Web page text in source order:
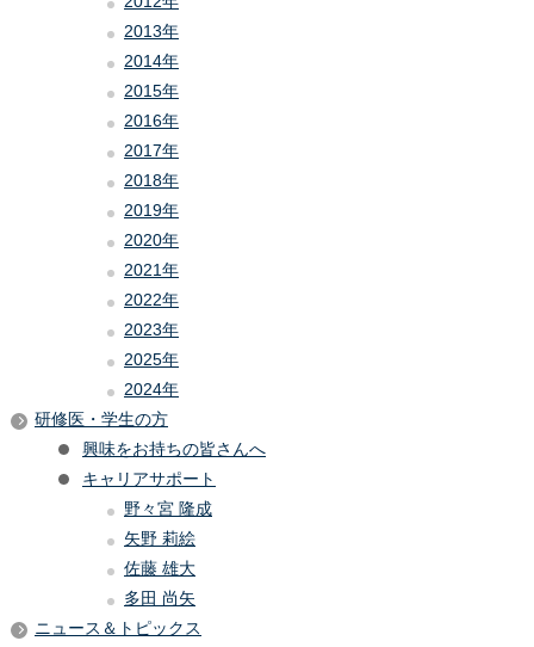
2013年
2014年
2015年
2016年
2017年
2018年
2019年
2020年
2021年
2022年
2023年
2025年
2024年
研修医・学生の方
興味をお持ちの皆さんへ
キャリアサポート
野々宮 隆成
矢野 莉絵
佐藤 雄大
多田 尚矢
ニュース＆トピックス